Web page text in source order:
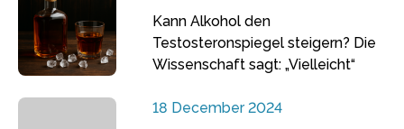
Kann Alkohol den
Testosteronspiegel steigern? Die
Wissenschaft sagt: „Vielleicht“
18 December 2024